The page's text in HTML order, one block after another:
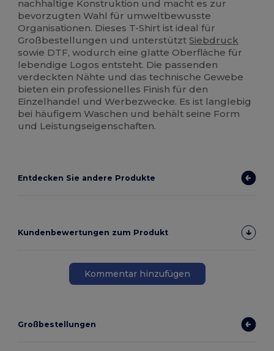
nachhaltige Konstruktion und macht es zur
bevorzugten Wahl für umweltbewusste
Organisationen. Dieses T-Shirt ist ideal für
Großbestellungen und unterstütztSiebdruck
sowie DTF, wodurch eine glatte Oberfläche für
lebendige Logos entsteht. Die passenden
verdeckten Nähte und das technische Gewebe
bieten ein professionelles Finish für den
Einzelhandel und Werbezwecke. Es ist langlebig
bei häufigem Waschen und behält seine Form
und Leistungseigenschaften.
Entdecken Sie andere Produkte
Kundenbewertungen zum Produkt
Kommentar hinzufügen
Großbestellungen